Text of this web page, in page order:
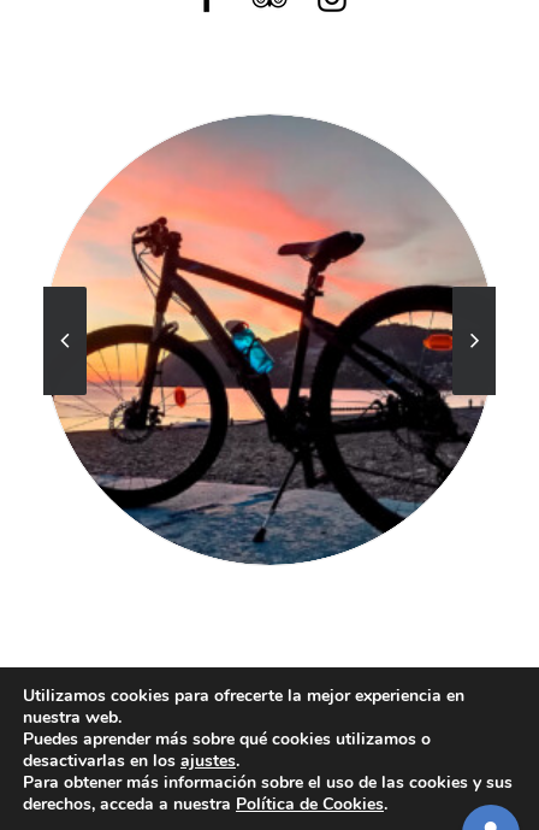
© 2025 by H. BOUTIQUE LA CALETA BAY TOURISM LLAMAR 625307455
REGISTRO: H / GR / 00321 TODOS LOS DERECHOS RESERVADOS
Aviso legal| Política de cookies|Política de privacidad |
Reglamento de Régimen
Interior2
Utilizamos cookies para ofrecerte la mejor experiencia en
nuestra web.
Puedes aprender más sobre qué cookies utilizamos o
desactivarlas en los ajustes.
Para obtener más información sobre el uso de las cookies y sus
derechos, acceda a nuestra Política de Cookies.